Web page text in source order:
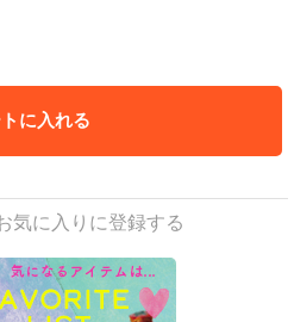
に入れる
気に入りに登録する